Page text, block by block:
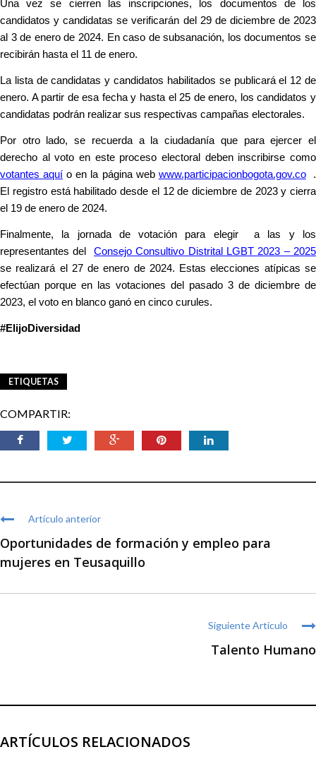
Una vez se cierren las inscripciones, los documentos de los
candidatos y candidatas se verificarán del 29 de diciembre de 2023
al 3 de enero de 2024. En caso de subsanación, los documentos se
recibirán hasta el 11 de enero.
La lista de candidatas y candidatos habilitados se publicará el 12 de
enero. A partir de esa fecha y hasta el 25 de enero, los candidatos y
candidatas podrán realizar sus respectivas campañas electorales.
Por otro lado, se recuerda a la ciudadanía que para ejercer el
derecho al voto en este proceso electoral deben inscribirse como
votantes aquí o en la página web www.participacionbogota.gov.co.
El registro está habilitado desde el 12 de diciembre de 2023 y cierra
el 19 de enero de 2024.
Finalmente, la jornada de votación para elegir a las y los
representantes del Consejo Consultivo Distrital LGBT 2023 – 2025
se realizará el 27 de enero de 2024. Estas elecciones atípicas se
efectúan porque en las votaciones del pasado 3 de diciembre de
2023, el voto en blanco ganó en cinco curules.
#ElijoDiversidad
ETIQUETAS
COMPARTIR:
Artículo anterior
Oportunidades de formación y empleo para
mujeres en Teusaquillo
Siguiente Artículo
Talento Humano
ARTÍCULOS RELACIONADOS